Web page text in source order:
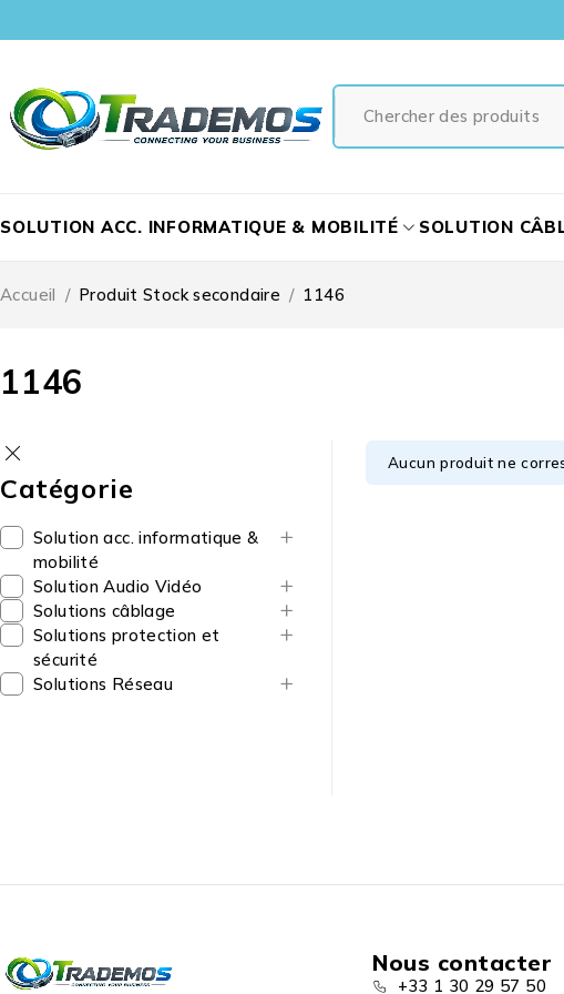
SOLUTION ACC. INFORMATIQUE & MOBILITÉ SOLUTION
1146
Accueil / Produit Stock secondaire / 1146
Catégorie
Solution acc. informatique &
mobilité
Solution Audio Vidéo
Solutions câblage
Solutions protection et
sécurité
Solutions Réseau
Aucun produit ne
Nous contacter
+33 1 30 29 57 50